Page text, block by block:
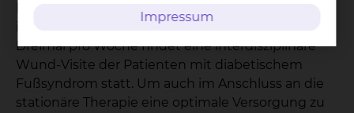
Es besteht eine enge Kooperation mit der
interventionellen Radiologie und Chirurgie.
Dreimal pro Woche findet eine interdisziplinäre
Wund-Visite der Patienten mit diabetischem
Fußsyndrom statt. Um auch im Anschluss an die
stationäre Therapie eine optimale Versorgung zu
Impressum